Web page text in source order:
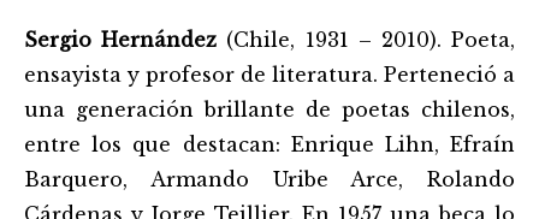
Sergio Hernández (Chile, 1931 – 2010). Poeta,
ensayista y profesor de literatura. Perteneció a
una generación brillante de poetas chilenos,
entre los que destacan: Enrique Lihn, Efraín
Barquero, Armando Uribe Arce, Rolando
Cárdenas y Jorge Teillier. En 1957 una beca lo